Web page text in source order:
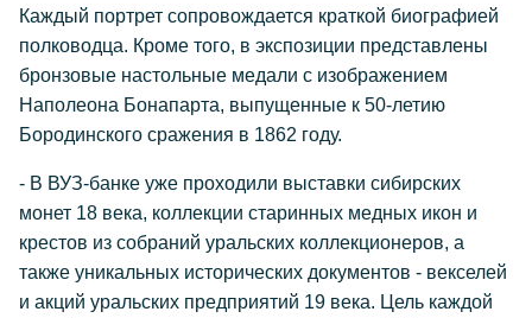
Каждый портрет сопровождается краткой биографией
полководца. Кроме того, в экспозиции представлены
бронзовые настольные медали с изображением
Наполеона Бонапарта, выпущенные к 50-летию
Бородинского сражения в 1862 году.
- В ВУЗ-банке уже проходили выставки сибирских
монет 18 века, коллекции старинных медных икон и
крестов из собраний уральских коллекционеров, а
также уникальных исторических документов - векселей
и акций уральских предприятий 19 века. Цель каждой